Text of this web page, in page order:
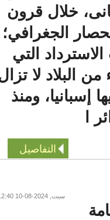
خلال قرون
الجغرافي؛
التي
لا تزال
ومنذ
ا
التفاصيل
سبت, 2024-08-10 12:40